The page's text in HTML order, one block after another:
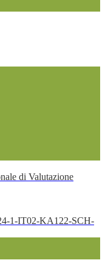
di Valutazione
1-IT02-KA122-SCH-